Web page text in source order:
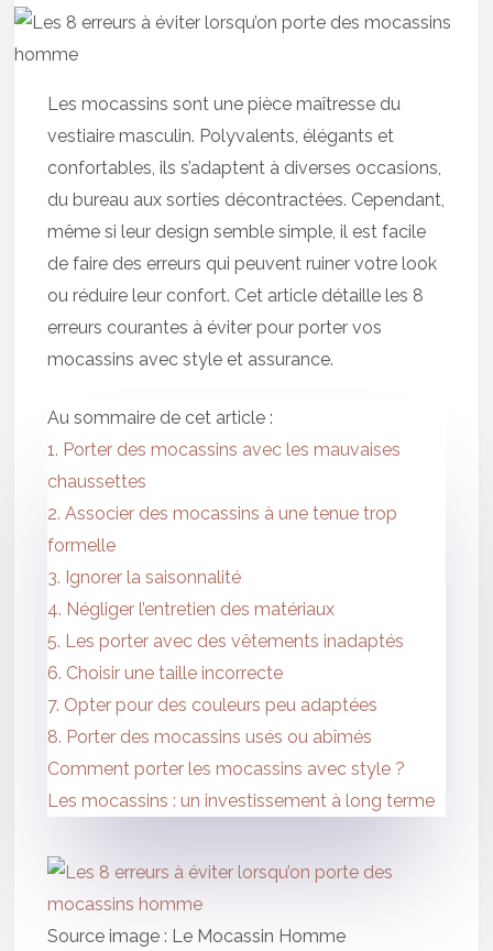
Les mocassins sont une pièce maîtresse du
vestiaire masculin. Polyvalents, élégants et
confortables, ils s’adaptent à diverses occasions,
du bureau aux sorties décontractées. Cependant,
même si leur design semble simple, il est facile
de faire des erreurs qui peuvent ruiner votre look
ou réduire leur confort. Cet article détaille les 8
erreurs courantes à éviter pour porter vos
mocassins avec style et assurance.
Au sommaire de cet article :
1. Porter des mocassins avec les mauvaises
chaussettes
2. Associer des mocassins à une tenue trop
formelle
3. Ignorer la saisonnalité
4. Négliger l’entretien des matériaux
5. Les porter avec des vêtements inadaptés
6. Choisir une taille incorrecte
7. Opter pour des couleurs peu adaptées
8. Porter des mocassins usés ou abîmés
Comment porter les mocassins avec style ?
Les mocassins : un investissement à long terme
Source image : Le Mocassin Homme